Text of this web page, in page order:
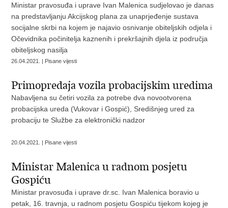
Ministar pravosuđa i uprave Ivan Malenica sudjelovao je danas
na predstavljanju Akcijskog plana za unaprjeđenje sustava
socijalne skrbi na kojem je najavio osnivanje obiteljskih odjela i
Očevidnika počinitelja kaznenih i prekršajnih djela iz područja
obiteljskog nasilja
26.04.2021. | Pisane vijesti
Primopredaja vozila probacijskim uredima
Nabavljena su četiri vozila za potrebe dva novootvorena
probacijska ureda (Vukovar i Gospić), Središnjeg ured za
probaciju te Službe za elektronički nadzor
20.04.2021. | Pisane vijesti
Ministar Malenica u radnom posjetu
Gospiću
Ministar pravosuđa i uprave dr.sc. Ivan Malenica boravio u
petak, 16. travnja, u radnom posjetu Gospiću tijekom kojeg je